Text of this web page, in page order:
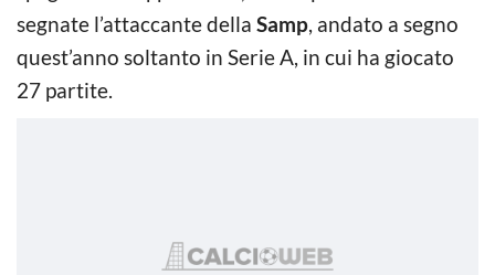
segnate l’attaccante della Samp, andato a segno
quest’anno soltanto in Serie A, in cui ha giocato
27 partite.